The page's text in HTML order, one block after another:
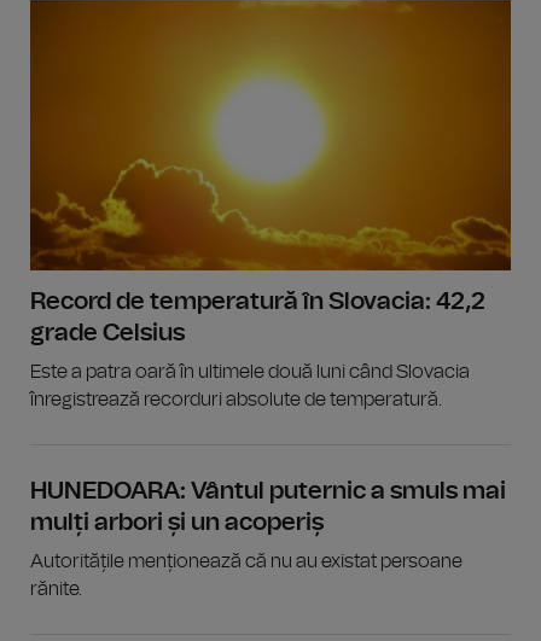
Record de temperatură în Slovacia: 42,2
grade Celsius
Este a patra oară în ultimele două luni când Slovacia
înregistrează recorduri absolute de temperatură.
HUNEDOARA: Vântul puternic a smuls mai
mulți arbori și un acoperiș
Autoritățile menționează că nu au existat persoane
rănite.